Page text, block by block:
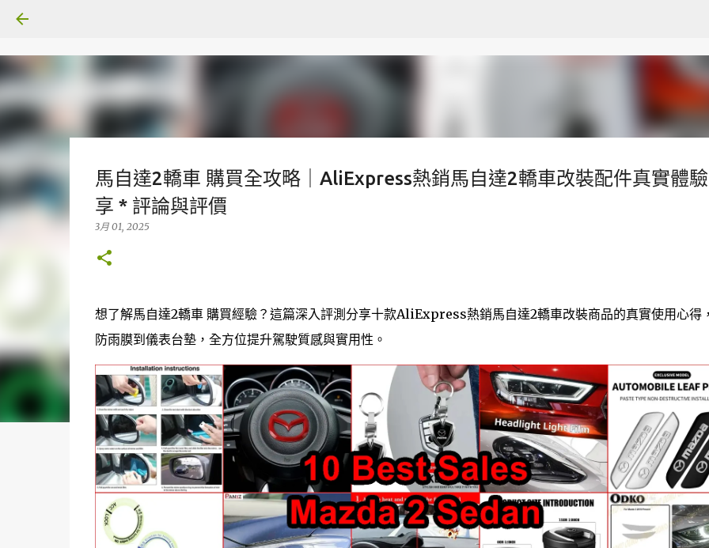
馬自達2轎車 購買全攻略｜AliExpress熱銷馬自達2轎車改裝配件真實體
享 * 評論與評價
3月 01, 2025
想了解馬自達2轎車 購買經驗？這篇深入評測分享十款AliExpress熱銷馬自達2轎車改裝商品的真實使用心得
防雨膜到儀表台墊，全方位提升駕駛質感與實用性。